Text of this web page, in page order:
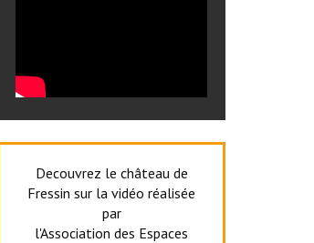
Decouvrez le château de
Fressin sur la vidéo réalisée
par
l'Association des Espaces